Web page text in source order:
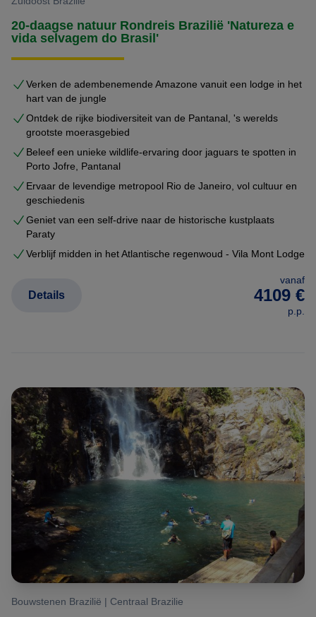
20-daagse natuur Rondreis Brazilië 'Natureza e
vida selvagem do Brasil'
Verken de adembenemende Amazone vanuit een lodge in het
hart van de jungle
Ontdek de rijke biodiversiteit van de Pantanal, 's werelds
grootste moerasgebied
Beleef een unieke wildlife-ervaring door jaguars te spotten in
Porto Jofre, Pantanal
Ervaar de levendige metropool Rio de Janeiro, vol cultuur en
geschiedenis
Geniet van een self-drive naar de historische kustplaats
Paraty
Verblijf midden in het Atlantische regenwoud - Vila Mont Lodge
vanaf
4109 €
p.p.
Details
Bouwstenen Brazilië | Centraal Brazilie